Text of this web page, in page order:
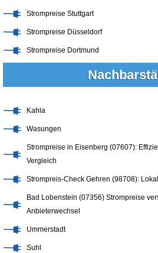
Strompreise Stuttgart
Strompreise Düsseldorf
Strompreise Dortmund
Kahla
Wasungen
Strompreise in Eisenberg (07607):
Vergleich
Strompreis-Check Gehren (98708):
Bad Lobenstein (07356) Strompreise
Anbieterwechsel
Ummerstadt
Suhl